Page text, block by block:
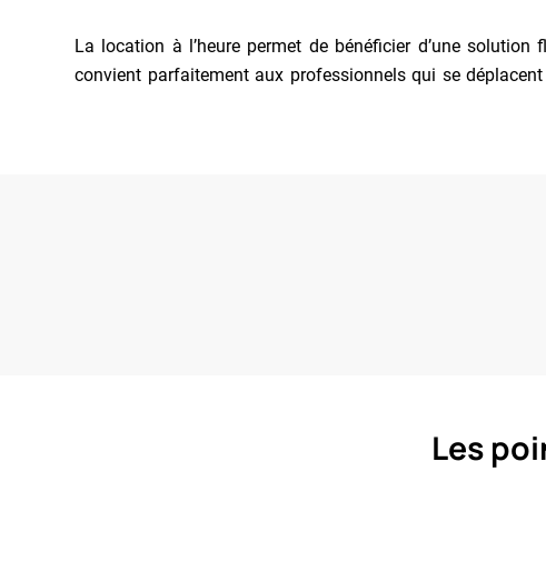
La location à l’heure permet de bénéficier d’une solution
convient parfaitement aux professionnels qui se
Les